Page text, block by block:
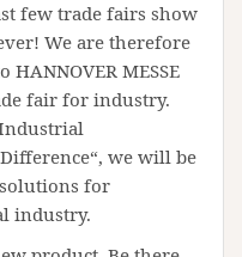
few trade fairs show
We are therefore
MESSE
fair for industry.
we will be
for
industry.